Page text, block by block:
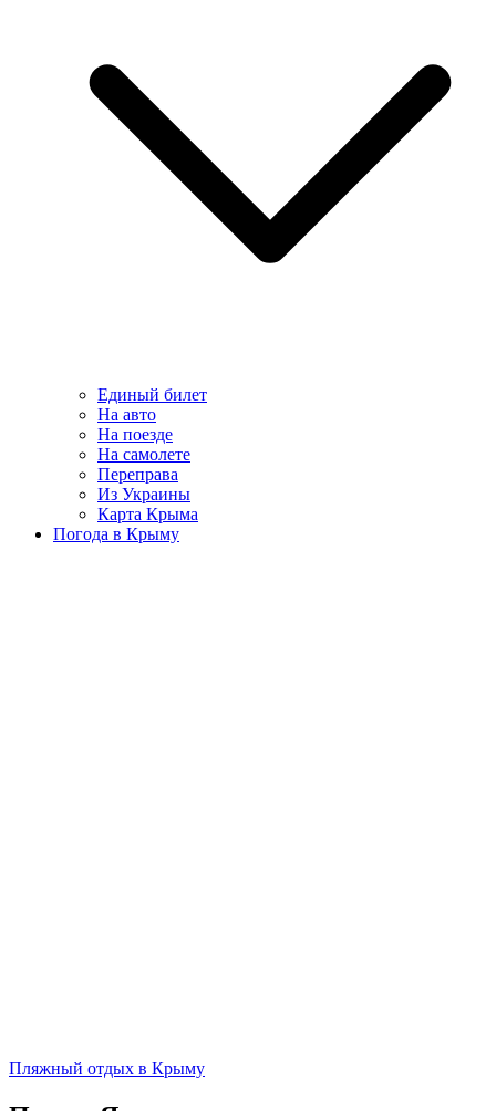
Единый билет
На авто
На поезде
На самолете
Переправа
Из Украины
Карта Крыма
Погода в Крыму
Пляжный отдых в Крыму